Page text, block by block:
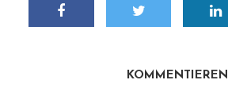
KOMMENTIEREN